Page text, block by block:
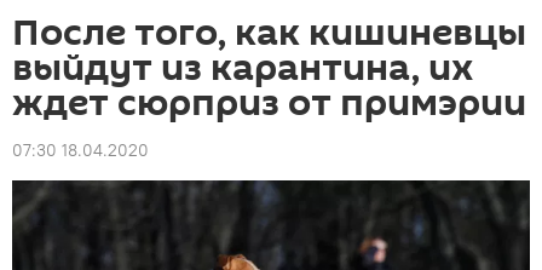
После того, как кишиневцы
выйдут из карантина, их
ждет сюрприз от примэрии
07:30 18.04.2020